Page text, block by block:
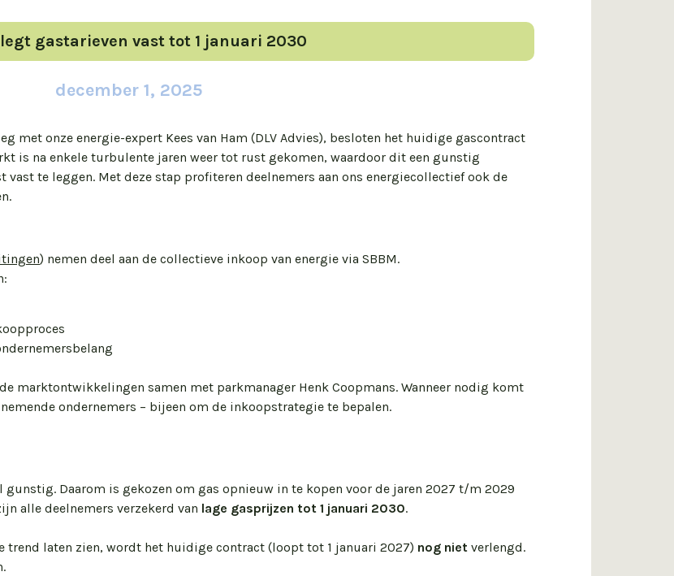
legt gastarieven vast tot 1 januari 2030
december 1, 2025
met onze energie-expert Kees van Ham (DLV Advies), besloten het huidige gascontract
is na enkele turbulente jaren weer tot rust gekomen, waardoor dit een gunstig
te leggen. Met deze stap profiteren deelnemers aan ons energiecollectief ook de
) nemen deel aan de collectieve inkoop van energie via SBBM.
marktontwikkelingen samen met parkmanager Henk Coopmans. Wanneer nodig komt
ondernemers – bijeen om de inkoopstrategie te bepalen.
Daarom is gekozen om gas opnieuw in te kopen voor de jaren 2027 t/m 2029
alle deelnemers verzekerd van lage gasprijzen tot 1 januari 2030.
laten zien, wordt het huidige contract (loopt tot 1 januari 2027) nog niet verlengd.